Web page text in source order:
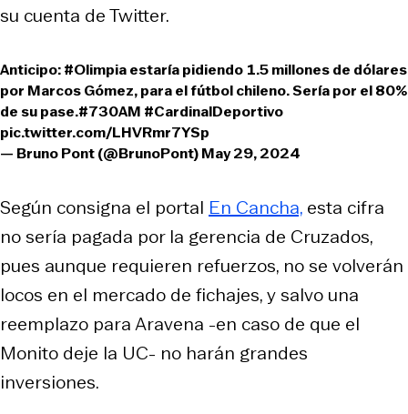
su cuenta de Twitter.
Anticipo:#Olimpiaestaría pidiendo 1.5 millones de dólares
por Marcos Gómez, para el fútbol chileno. Sería por el 80%
de su pase.#730AM #CardinalDeportivo
pic.twitter.com/LHVRmr7YSp
— Bruno Pont (@BrunoPont)May 29, 2024
Según consigna el portal En Cancha, esta cifra
no sería pagada por la gerencia de Cruzados,
pues aunque requieren refuerzos, no se volverán
locos en el mercado de fichajes, y salvo una
reemplazo para Aravena -en caso de que el
Monito deje la UC- no harán grandes
inversiones.